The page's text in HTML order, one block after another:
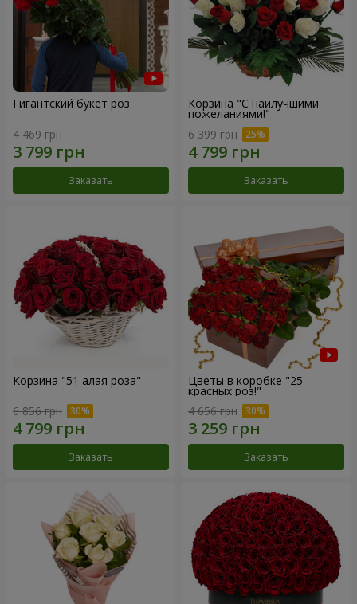
Гигантский букет роз
4 469 грн
Заказать
Корзина "С наилучшими
пожеланиями!"
6 399 грн
Заказать
Корзина "51 алая роза"
6 856 грн
Заказать
Цветы в коробке "25
красных роз!"
4 656 грн
Заказать